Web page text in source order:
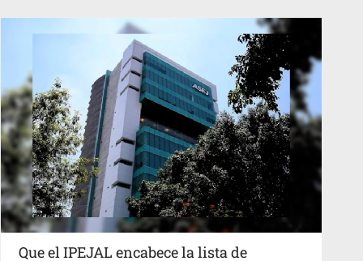
Que el IPEJAL encabece la lista de